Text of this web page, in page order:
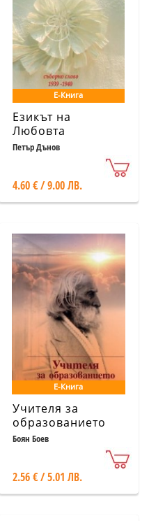
Е-Книга
Езикът на
Любовта
Петър Дънов
4.60 € / 9.00 ЛВ.
Е-Книга
Учителя за
образованието
Боян Боев
2.56 € / 5.01 ЛВ.